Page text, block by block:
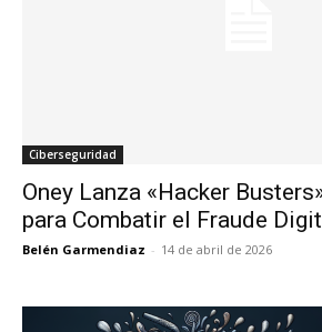
Ciberseguridad
Oney Lanza «Hacker
para Combatir el Fraude
Belén Garmendiaz - 14 de abril de 2026